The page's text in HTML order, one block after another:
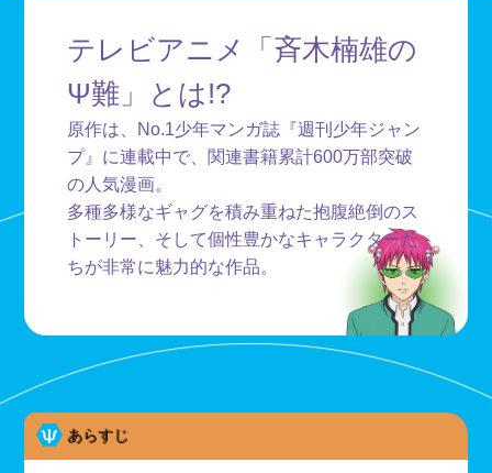
テレビアニメ「斉木楠雄の
Ψ難」とは!?
原作は、No.1少年マンガ誌『週刊少年ジャン
プ』に連載中で、関連書籍累計600万部突破
の人気漫画。
多種多様なギャグを積み重ねた抱腹絶倒のス
トーリー、そして個性豊かなキャラクターた
ちが非常に魅力的な作品。
あらすじ